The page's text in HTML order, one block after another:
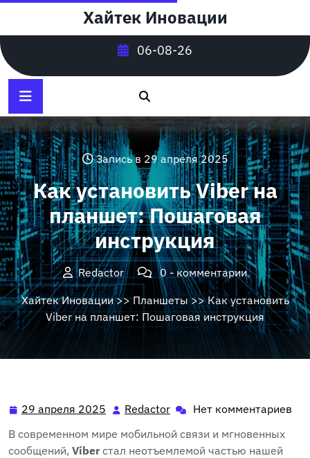
содержимому
Хайтек Иновации
06-08-26
Запись в 29 апреля 2025
Как установить Viber на
планшет: Пошаговая
инструкция
Redactor
0 - комментарии
Хайтек Иновации>>Планшеты>> Как установить
Viber на планшет: Пошаговая инструкция
29 апреля 2025 29
апреля
2025
Redactor Redactor
Нет комментариев
В современном мире мобильной связи и мгновенных
сообщений‚ Viber стал неотъемлемой частью нашей